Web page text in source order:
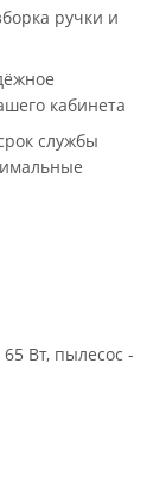
ручки и
кабинета
службы
Вт, пылесос -